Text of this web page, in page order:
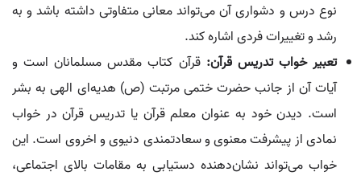
نوع درس و دشواری آن می‌تواند معانی متفاوتی داشته باشد و به
رشد و تغییرات فردی اشاره کند.
تعبیر خواب تدریس قرآن: قرآن کتاب مقدس مسلمانان است و
آیات آن از جانب حضرت ختمی مرتبت (ص) هدیه‌ای الهی به بشر
است. دیدن خود به عنوان معلم قرآن یا تدریس قرآن در خواب
نمادی از پیشرفت معنوی و سعادتمندی دنیوی و اخروی است. این
خواب می‌تواند نشان‌دهنده دستیابی به مقامات بالای اجتماعی،